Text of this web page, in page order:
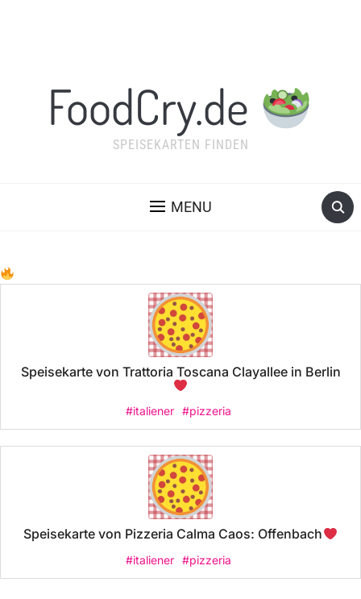
FoodCry.de
SPEISEKARTEN FINDEN
MENU
Speisekarte von Trattoria Toscana Clayallee in Berlin
#italiener #pizzeria
Speisekarte von Pizzeria Calma Caos: Offenbach
#italiener #pizzeria